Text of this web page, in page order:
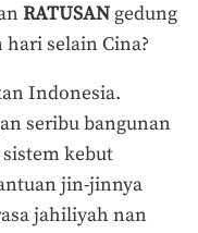
RATUSAN gedung
selain Cina?
Indonesia.
seribu bangunan
kebut
jin-jinnya
jahiliyah nan